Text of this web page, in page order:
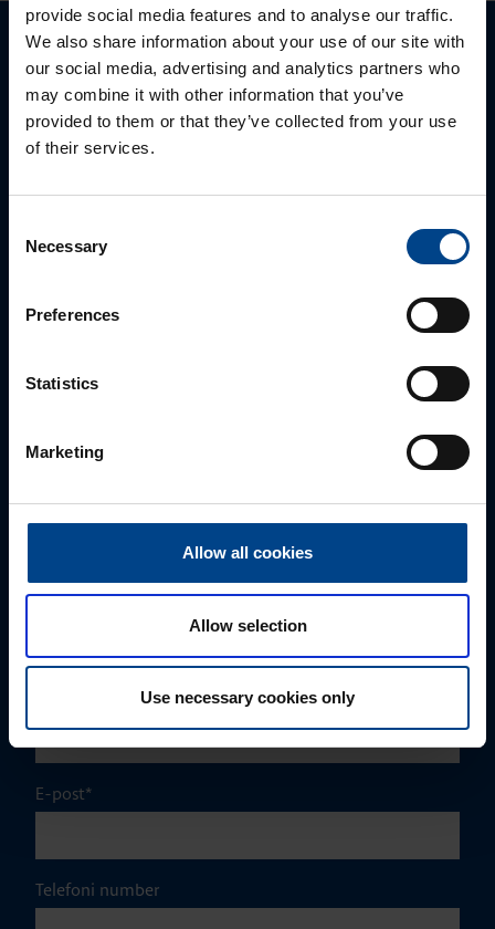
provide social media features and to analyse our traffic.
We also share information about your use of our site with
our social media, advertising and analytics partners who
may combine it with other information that you’ve
provided to them or that they’ve collected from your use
of their services.
Selection
Necessary
Preferences
Statistics
Marketing
Allow all cookies
Allow selection
Use necessary cookies only
Palun võtke meiega ühendust
Mark Milvek
mark.milvek@utugroup.com
Eesnimi*
Perekonnanimi*
E-post*
Telefoni number